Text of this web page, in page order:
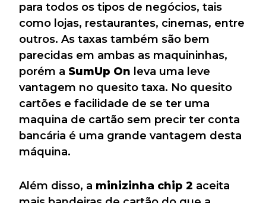
para todos os tipos de negócios, tais
como lojas, restaurantes, cinemas, entre
outros. As taxas também são bem
parecidas em ambas as maquininhas,
porém a SumUp On leva uma leve
vantagem no quesito taxa. No quesito
cartões e facilidade de se ter uma
maquina de cartão sem precir ter conta
bancária é uma grande vantagem desta
máquina.
Além disso, a minizinha chip 2 aceita